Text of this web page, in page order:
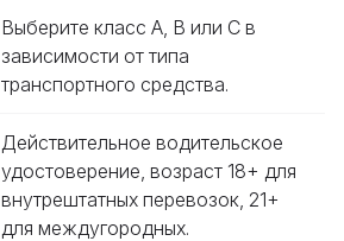
Выберите класс A, B или C в
зависимости от типа
транспортного средства.
Действительное водительское
удостоверение, возраст 18+ для
внутрештатных перевозок, 21+
для междугородных.